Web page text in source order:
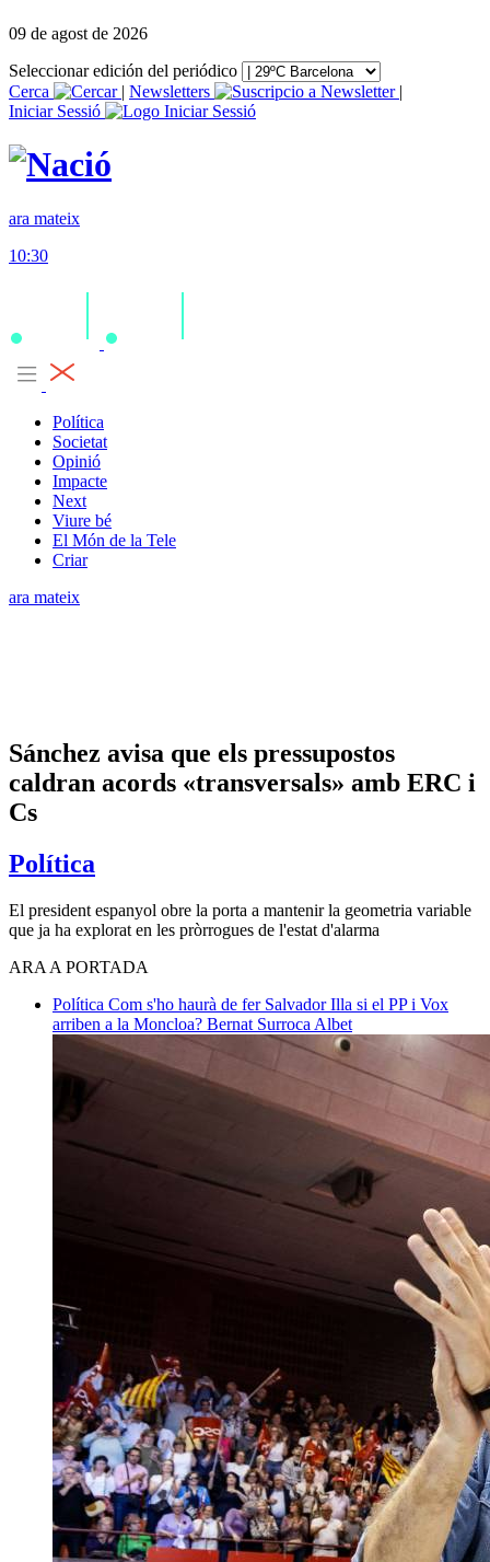
09 de agost de 2026
Seleccionar edición del periódico
Cerca
| Newsletters
|
Iniciar Sessió
ara mateix
10:30
Política
Societat
Opinió
Impacte
Next
Viure bé
El Món de la Tele
Criar
ara mateix
Sánchez avisa que els pressupostos
caldran acords «transversals» amb ERC i
Cs
Política
El president espanyol obre la porta a mantenir la geometria variable
que ja ha explorat en les pròrrogues de l'estat d'alarma
ARA A PORTADA
Política Com s'ho haurà de fer Salvador Illa si el PP i Vox
arriben a la Moncloa? Bernat Surroca Albet